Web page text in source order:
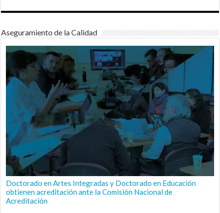
Aseguramiento de la Calidad
Doctorado en Artes Integradas y Doctorado en Educación
obtienen acreditación ante la Comisión Nacional de
Acreditación